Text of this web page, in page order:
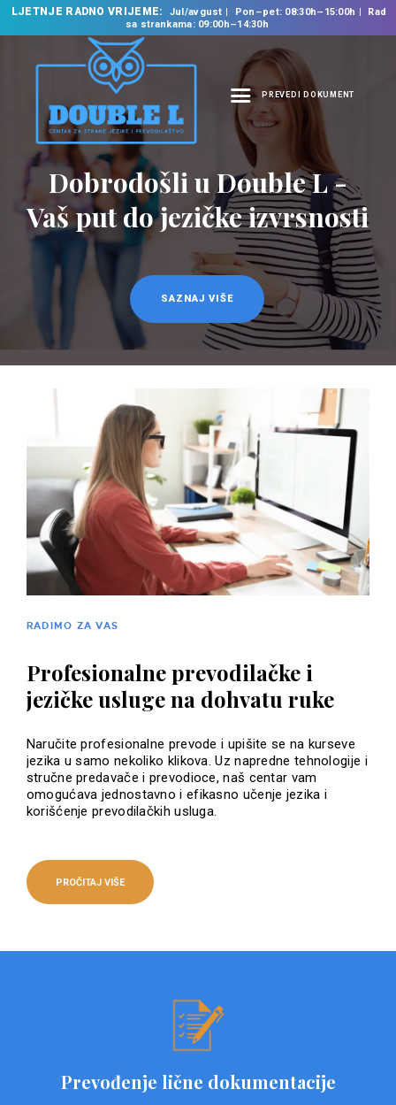
LJETNJE RADNO VRIJEME: Jul/avgust Pon–pet: 08:30h–15:00h
Rad
sa strankama: 09:00h–14:30h
PREVEDI DOKUMENT
NASLOVNA
O NAMA
NAŠE USLUGE
ŠKOLA STRANIH
JEZIKA
PREVODILAČKI BIRO
KURSEVI
NOVOSTI
KONTAKT
Dobrodošli u Double L -
Vaš put do jezičke izvrsnosti
SAZNAJ VIŠE
RADIMO ZA VAS
Profesionalne prevodilačke i
jezičke usluge na dohvatu ruke
Naručite profesionalne prevode i upišite se na kurseve
jezika u samo nekoliko klikova. Uz napredne tehnologije i
stručne predavače i prevodioce, naš centar vam
omogućava jednostavno i efikasno učenje jezika i
korišćenje prevodilačkih usluga.
PROČITAJ VIŠE
Prevođenje lične dokumentacije